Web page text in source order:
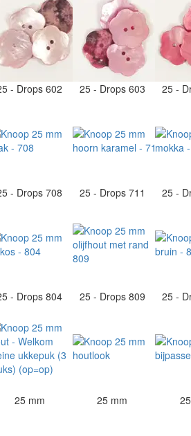
- Drops 602 25 - Drops 603 25 -
- Drops 708 25 - Drops 711 25 -
- Drops 804 25 - Drops 809 25 -
25 mm 25 mm